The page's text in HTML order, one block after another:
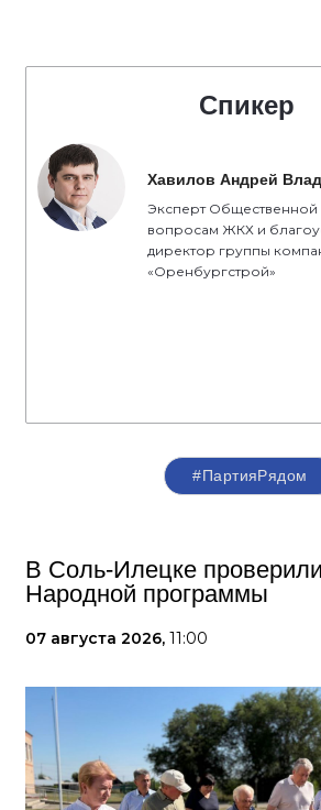
Спикер
Хавилов Андрей
Эксперт Общественной
вопросам ЖКХ и
директор группы
«Оренбургстрой»
#ПартияРядом
В Соль-Илецке
Народной программы
07 августа 2026, 11:00